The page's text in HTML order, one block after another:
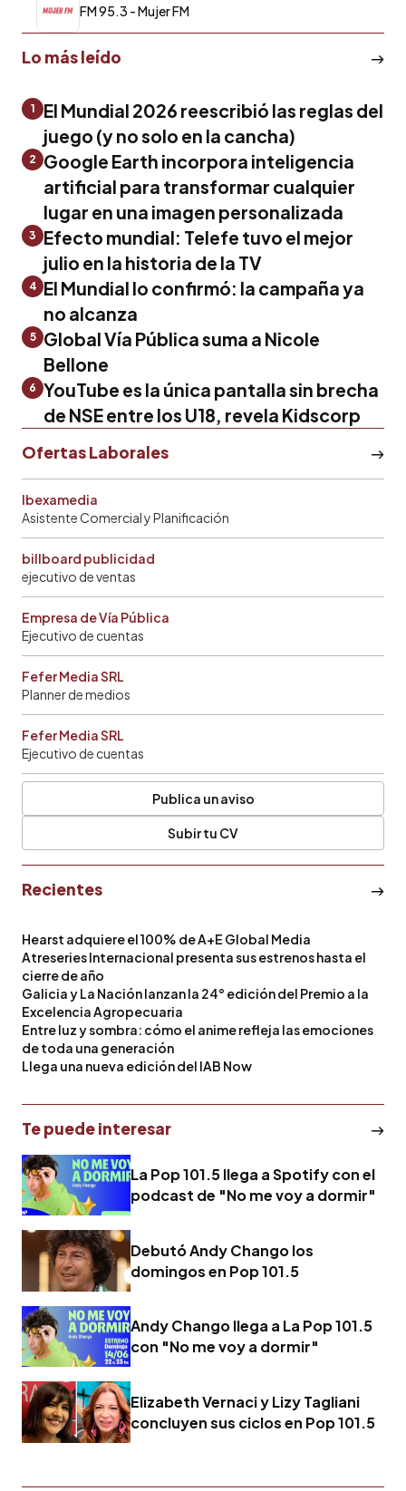
FM 95.3 - Mujer FM
Lo más leído
1
El Mundial 2026 reescribió las reglas del
juego (y no solo en la cancha)
2
Google Earth incorpora inteligencia
artificial para transformar cualquier
lugar en una imagen personalizada
3
Efecto mundial: Telefe tuvo el mejor
julio en la historia de la TV
4 El Mundial lo confirmó: la campaña ya
no alcanza
5
Global Vía Pública suma a Nicole
Bellone
6 YouTube es la única pantalla sin brecha
de NSE entre los U18, revela Kidscorp
Ofertas Laborales
Ibexamedia
Asistente Comercial y Planificación
billboard publicidad
ejecutivo de ventas
Empresa de Vía Pública
Ejecutivo de cuentas
Fefer Media SRL
Planner de medios
Fefer Media SRL
Ejecutivo de cuentas
Publica un aviso
Subir tu CV
Recientes
Hearst adquiere el 100% de A+E Global Media
Atreseries Internacional presenta sus estrenos hasta el
cierre de año
Galicia y La Nación lanzan la 24° edición del Premio a la
Excelencia Agropecuaria
Entre luz y sombra: cómo el anime refleja las emociones
de toda una generación
Llega una nueva edición del IAB Now
Te puede interesar
La Pop 101.5 llega a Spotify con el
podcast de "No me voy a dormir"
Debutó Andy Chango los
domingos en Pop 101.5
Andy Chango llega a La Pop 101.5
con "No me voy a dormir"
Elizabeth Vernaci y Lizy Tagliani
concluyen sus ciclos en Pop 101.5